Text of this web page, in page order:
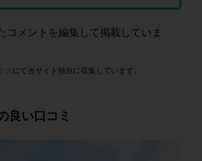
コメントを編集して掲載していま
ス にて当サイト独自に収集しています。
良い口コミ